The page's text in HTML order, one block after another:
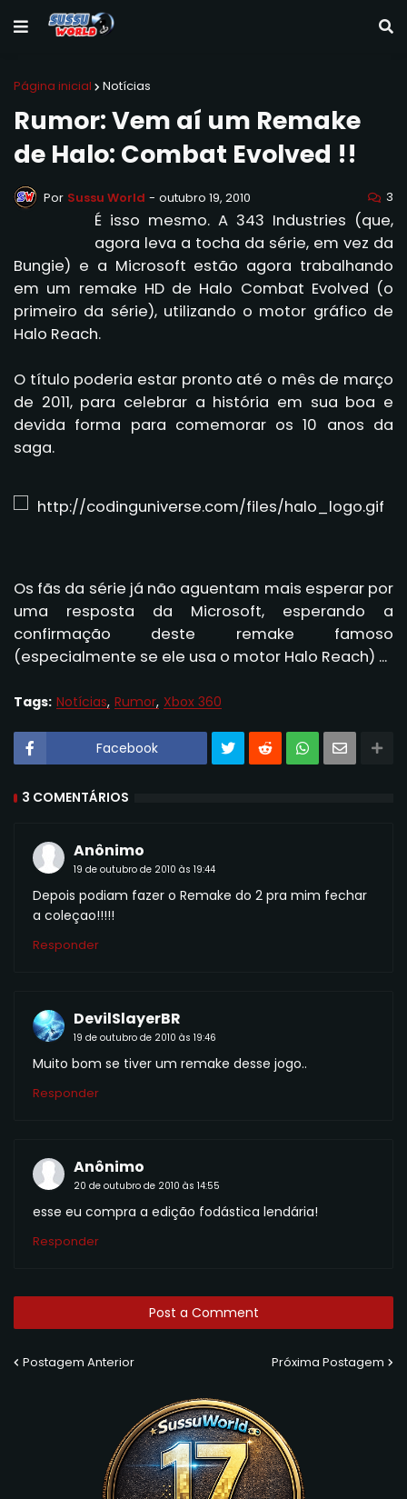
Página inicial Notícias
Rumor: Vem aí um Remake
de Halo: Combat Evolved !!
Por Sussu World - outubro 19, 2010 3
É isso mesmo. A 343 Industries (que,
agora leva a tocha da série, em vez da
Bungie) e a Microsoft estão agora trabalhando
em um remake HD de Halo Combat Evolved (o
primeiro da série), utilizando o motor gráfico de
Halo Reach.
O título poderia estar pronto até o mês de março
de 2011, para celebrar a história em sua boa e
devida forma para comemorar os 10 anos da
saga.
Os fãs da série já não aguentam mais esperar por
uma resposta da Microsoft, esperando a
confirmação deste remake famoso
(especialmente se ele usa o motor Halo Reach) ...
Tags: Notícias Rumor Xbox 360
Facebook
3 COMENTÁRIOS
Anônimo
19 de outubro de 2010 às 19:44
Depois podiam fazer o Remake do 2 pra mim fechar
a coleçao!!!!!
Responder
DevilSlayerBR
19 de outubro de 2010 às 19:46
Muito bom se tiver um remake desse jogo..
Responder
Anônimo
20 de outubro de 2010 às 14:55
esse eu compra a edição fodástica lendária!
Responder
Post a Comment
Postagem Anterior Próxima Postagem